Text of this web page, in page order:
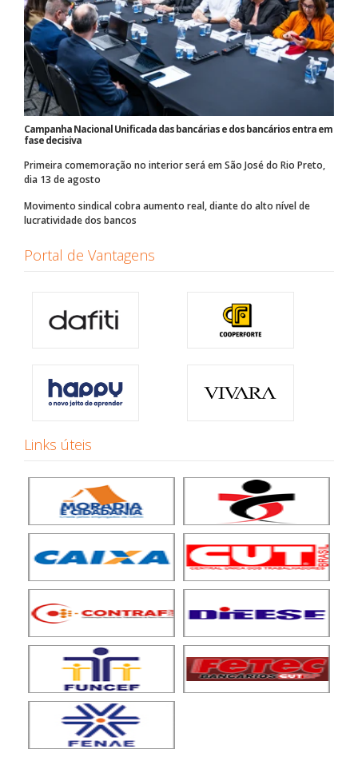
Campanha Nacional Unificada das bancárias e dos bancários entra em
fase decisiva
Primeira comemoração no interior será em São José do Rio Preto,
dia 13 de agosto
Movimento sindical cobra aumento real, diante do alto nível de
lucratividade dos bancos
Portal de Vantagens
Links úteis